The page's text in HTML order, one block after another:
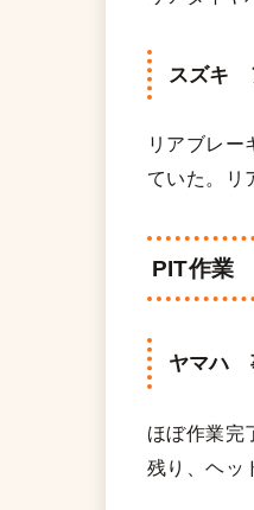
スズキ
リアブレー
ていた。リ
PIT作業
ヤマハ
ほぼ作業完
残り、ヘッ